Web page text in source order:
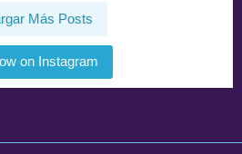
Más Posts
on Instagram